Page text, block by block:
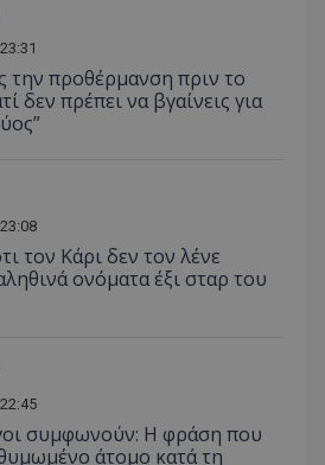
την προθέρμανση πριν το
δεν πρέπει να βγαίνεις για
τον Κάρι δεν τον λένε
ονόματα έξι σταρ του
συμφωνούν: Η φράση που
άτομο κατά τη